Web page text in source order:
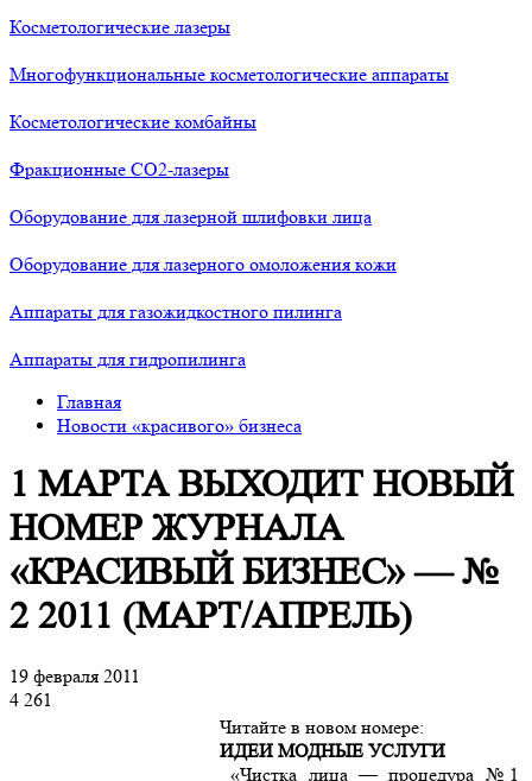
Косметологические лазеры
Многофункциональные косметологические аппараты
Косметологические комбайны
Фракционные СО2-лазеры
Оборудование для лазерной шлифовки лица
Оборудование для лазерного омоложения кожи
Аппараты для газожидкостного пилинга
Аппараты для гидропилинга
Главная
Новости «красивого» бизнеса
1 МАРТА ВЫХОДИТ НОВЫЙ
НОМЕР ЖУРНАЛА
«КРАСИВЫЙ БИЗНЕС» — №
2 2011 (МАРТ/АПРЕЛЬ)
19 февраля 2011
4 261
Читайте в новом номере:
ИДЕИ МОДНЫЕ УСЛУГИ
«Чистка лица — процедура №1